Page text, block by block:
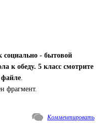
социально - бытовой
к обеду. 5 класс смотрите
.
фрагмент.
Комментировать